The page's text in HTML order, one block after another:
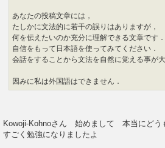
あなたの投稿文章には，
たしかに文法的に若干の誤りはありますが，
何を伝えたいのか充分に理解できる文章です．
自信をもって日本語を使ってみてください．
会話をすることから文法を自然に覚える事が大
因みに私は外国語はできません．
Kowoji-Kohnoさん 始めまして 本当にどう
すごく勉強になりましたよ